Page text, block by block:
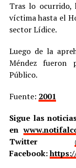
Tras lo ocurrido,
víctima hasta el
sector Lídice.
Luego de la
Méndez fueron
Público.
Fuente: 2001
Sigue las
en
Twitter
Facebook: